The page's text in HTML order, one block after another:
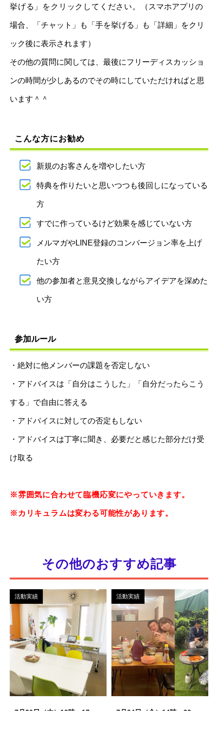
挙げる」をクリックしてください。 （スマホアプリの
場合、「チャット」も「手を挙げる」も「詳細」をクリ
ック後に表示されます）
その他の質問に関しては、最後にフリーディスカッショ
ンの時間が少しあるのでその時にしていただければと思
います＾＾
こんな方にお勧め
新規のお客さんを増やしたい方
特典を作りたいと思いつつも後回しになっている
方
すでに作っているけど効果を感じていない方
メルマガやLINE登録のコンバージョン率を上げ
たい方
他の参加者と意見交換しながらアイデアを深めた
い方
参加ルール
・絶対に他メンバーの課題を否定しない
・アドバイスは「自分はこうした」「自分だったらこう
する」で自由に答える
・アドバイスに対しての否定もしない
・アドバイスは丁寧に聞き、必要だと感じた部分だけ受
け取る
※雰囲気に合わせて臨機応変にやっていきます。
※カリキュラムは変わる可能性があります。
その他のおすすめ記事
活動実績
7月30日（木）13時～17
活動実績
7月24日（金）14時～22